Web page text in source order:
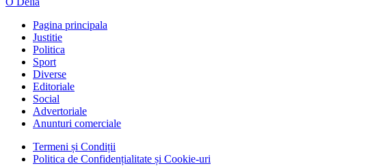
Pagina principala
Justitie
Politica
Sport
Diverse
Editoriale
Social
Advertoriale
Anunturi comerciale
Termeni și Condiții
Politica de Confidențialitate și Cookie-uri